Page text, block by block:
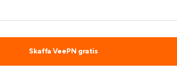
Skaffa VeePN gratis